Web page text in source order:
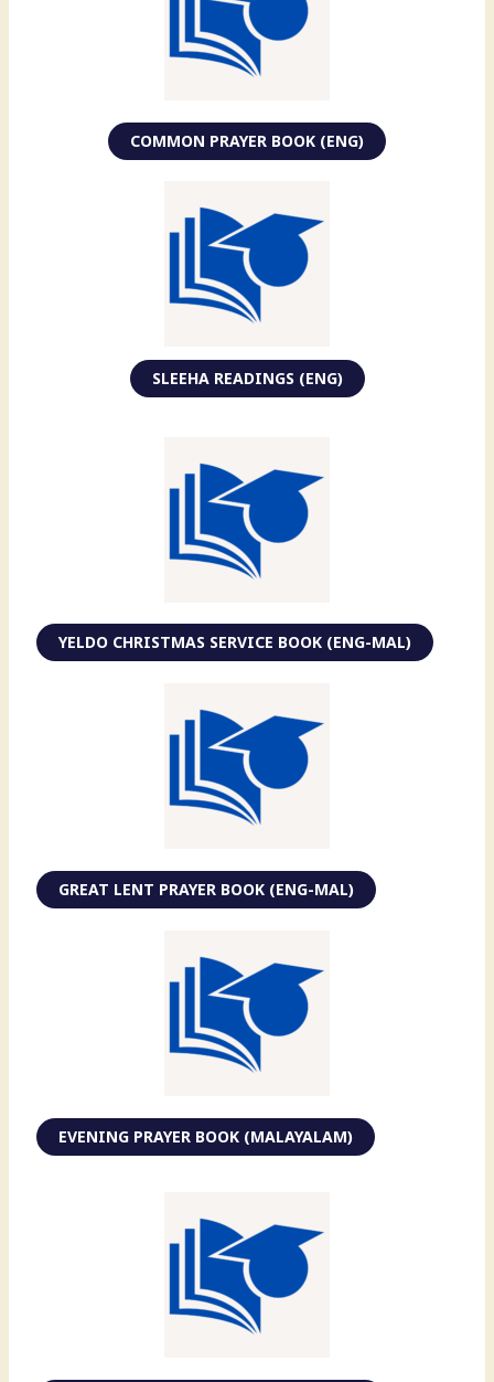
COMMON PRAYER BOOK (ENG)
SLEEHA READINGS (ENG)
YELDO CHRISTMAS SERVICE BOOK (ENG-MAL)
GREAT LENT PRAYER BOOK (ENG-MAL)
EVENING PRAYER BOOK (MALAYALAM)